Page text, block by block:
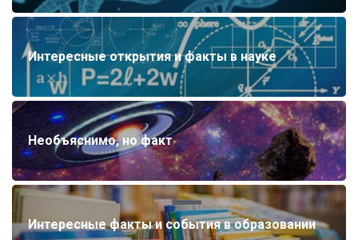
Интересные открытия и факты в науке
Необъяснимо, но факт
Интересные факты и события в образовании